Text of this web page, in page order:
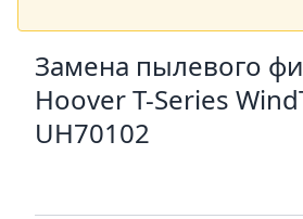
Замена пылевого
Hoover T-Series
UH70102